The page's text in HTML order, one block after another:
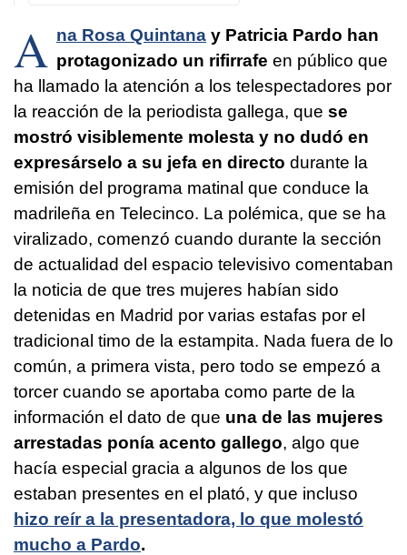
A na Rosa Quintana y Patricia Pardo han
protagonizado un rifirrafe en público que
ha llamado la atención a los telespectadores por
la reacción de la periodista gallega, que se
mostró visiblemente molesta y no dudó en
expresárselo a su jefa en directo durante la
emisión del programa matinal que conduce la
madrileña en Telecinco. La polémica, que se ha
viralizado, comenzó cuando durante la sección
de actualidad del espacio televisivo comentaban
la noticia de que tres mujeres habían sido
detenidas en Madrid por varias estafas por el
tradicional timo de la estampita. Nada fuera de lo
común, a primera vista, pero todo se empezó a
torcer cuando se aportaba como parte de la
información el dato de que una de las mujeres
arrestadas ponía acento gallego, algo que
hacía especial gracia a algunos de los que
estaban presentes en el plató, y que incluso
hizo reír a la presentadora, lo que molestó
mucho a Pardo.